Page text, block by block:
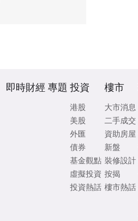
即時財經 專題 投資
港股
美股
外匯
債券
基金觀點
虛擬投資
投資熱話
樓市
大市消息
二手成交
資助房屋
新盤
裝修設計
按揭
樓市熱話